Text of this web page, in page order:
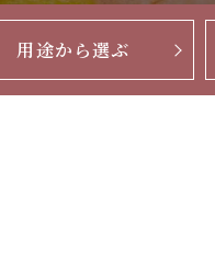
用途から選ぶ